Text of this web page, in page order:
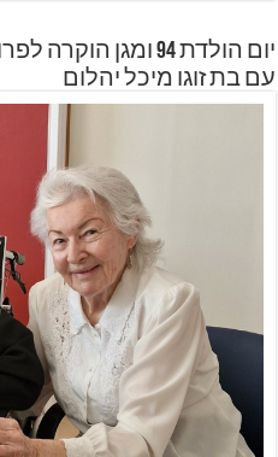
עם בת זוגו מיכל יהלום